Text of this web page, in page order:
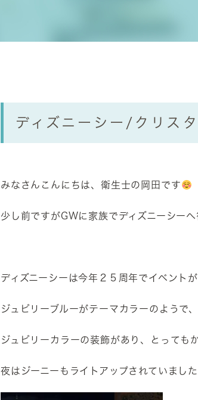
ディズニーシー/クリス
みなさんこんにちは、衛生士の岡田です
少し前ですがGWに家族でディズニーシー
ディズニーシーは今年２５周年でイベント
ジュビリーブルーがテーマカラーのようで
ジュビリーカラーの装飾があり、とっても
夜はジーニーもライトアップされていました